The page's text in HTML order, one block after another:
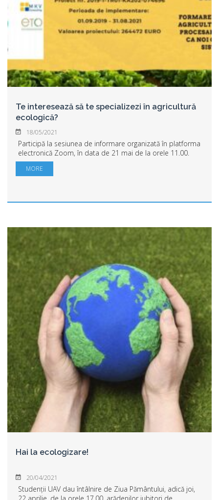
Te interesează să te specializezi în agricultură
ecologică?
18/05/2021
Participă la sesiunea de informare organizată în platforma
electronică Zoom, în data de 21 mai de la orele 11.00.
Universitatea „Aurel Vlaicu” din Arad, prin Facultatea de
Inginerie Alimentară, Turis...
MORE
Hai la ecologizare!
20/04/2021
Studenții UAV dau întâlnire de Ziua Pământului, adică joi,